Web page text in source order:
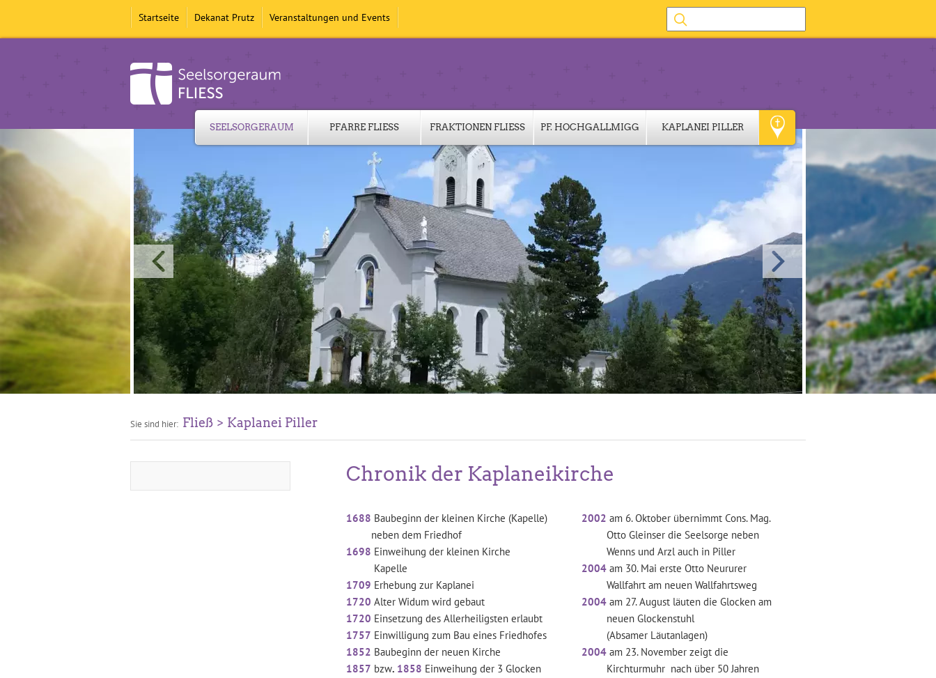
Startseite Dekanat Prutz Veranstaltungen und Events
SEELSORGERAUM PFARRE FLIESS FRAKTIONEN FLIESS PF. HOCHGALLMIGG KAPLANEI PILLER
Sie sind hier: Fließ Kaplanei Piller
Chronik der Kaplaneikirche
1688 Baubeginn der kleinen Kirche (Kapelle)
neben dem Friedhof
1698 Einweihung der kleinen Kirche
Kapelle
1709 Erhebung zur Kaplanei
1720 Alter Widum wird gebaut
1720 Einsetzung des Allerheiligsten erlaubt
1757 Einwilligung zum Bau eines Friedhofes
1852 Baubeginn der neuen Kirche
1857 bzw. 1858 Einweihung der 3 Glocken
2002 am 6. Oktober übernimmt Cons. Mag.
Otto Gleinser die Seelsorge neben
Wenns und Arzl auch in Piller
2004 am 30. Mai erste Otto Neururer
Wallfahrt am neuen Wallfahrtsweg
2004 am 27. August läuten die Glocken am
neuen Glockenstuhl
(Absamer Läutanlagen)
2004 am 23. November zeigt die
Kirchturmuhr nach über 50 Jahren